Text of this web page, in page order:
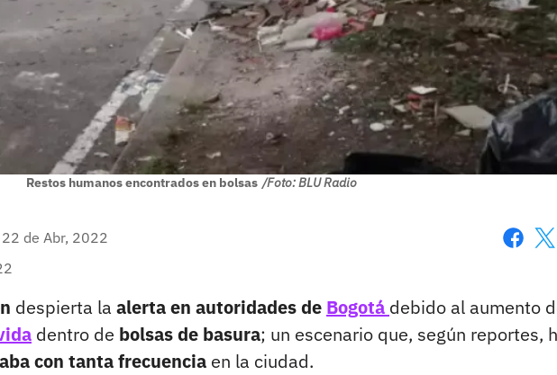
Restos humanos encontrados en bolsas /Foto: BLU Radio
22 de Abr, 2022
despierta la alerta en autoridades de Bogotá debido al aumento
dentro de bolsas de basura; un escenario que, según reportes,
con tanta frecuencia en la ciudad.